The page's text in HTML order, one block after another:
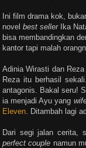
Ini film drama kok,
novel best seller Ika
bisa membandingkan
kantor tapi malah
Adinia Wirasti dan
Reza itu berhasil
antagonis. Bakal seru!
ia menjadi Ayu yang
Eleven. Ditambah lagi
Dari segi jalan cerita,
perfect couple namun